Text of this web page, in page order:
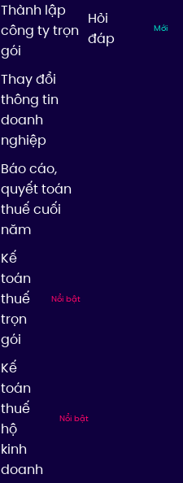
Thành lập
công ty trọn
gói
Thay đổi
thông tin
doanh
nghiệp
Báo cáo,
quyết toán
thuế cuối
năm
Kế
toán
thuế
trọn
gói
Nổi bật
Kế
toán
thuế
hộ
kinh
doanh
Nổi bật
Hỏi
đáp
Mới